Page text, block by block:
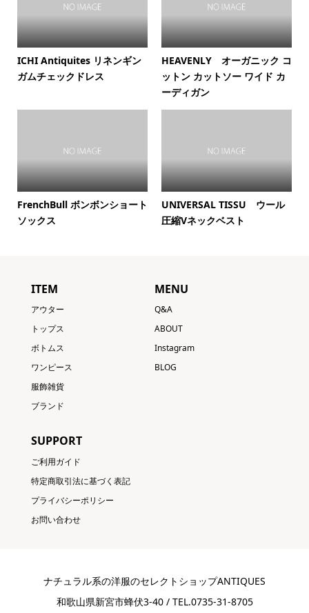
ICHI Antiquites リネンギン
ガムチェックドレス
HEAVENLY オーガニック コ
ットン カットソー ワイド カ
ーディガン
FrenchBull ボンボンショート
ソックス
UNIVERSAL TISSU ウール
圧縮Vネックベスト
ITEM
アウター
トップス
ボトムス
ワンピース
服飾雑貨
ブランド
MENU
Q&A
ABOUT
Instagram
BLOG
SUPPORT
ご利用ガイド
特定商取引法に基づく表記
プライバシーポリシー
お問い合わせ
ナチュラル系の洋服のセレクトショップANTIQUES
和歌山県新宮市蜂伏3-40 / TEL.0735-31-8705